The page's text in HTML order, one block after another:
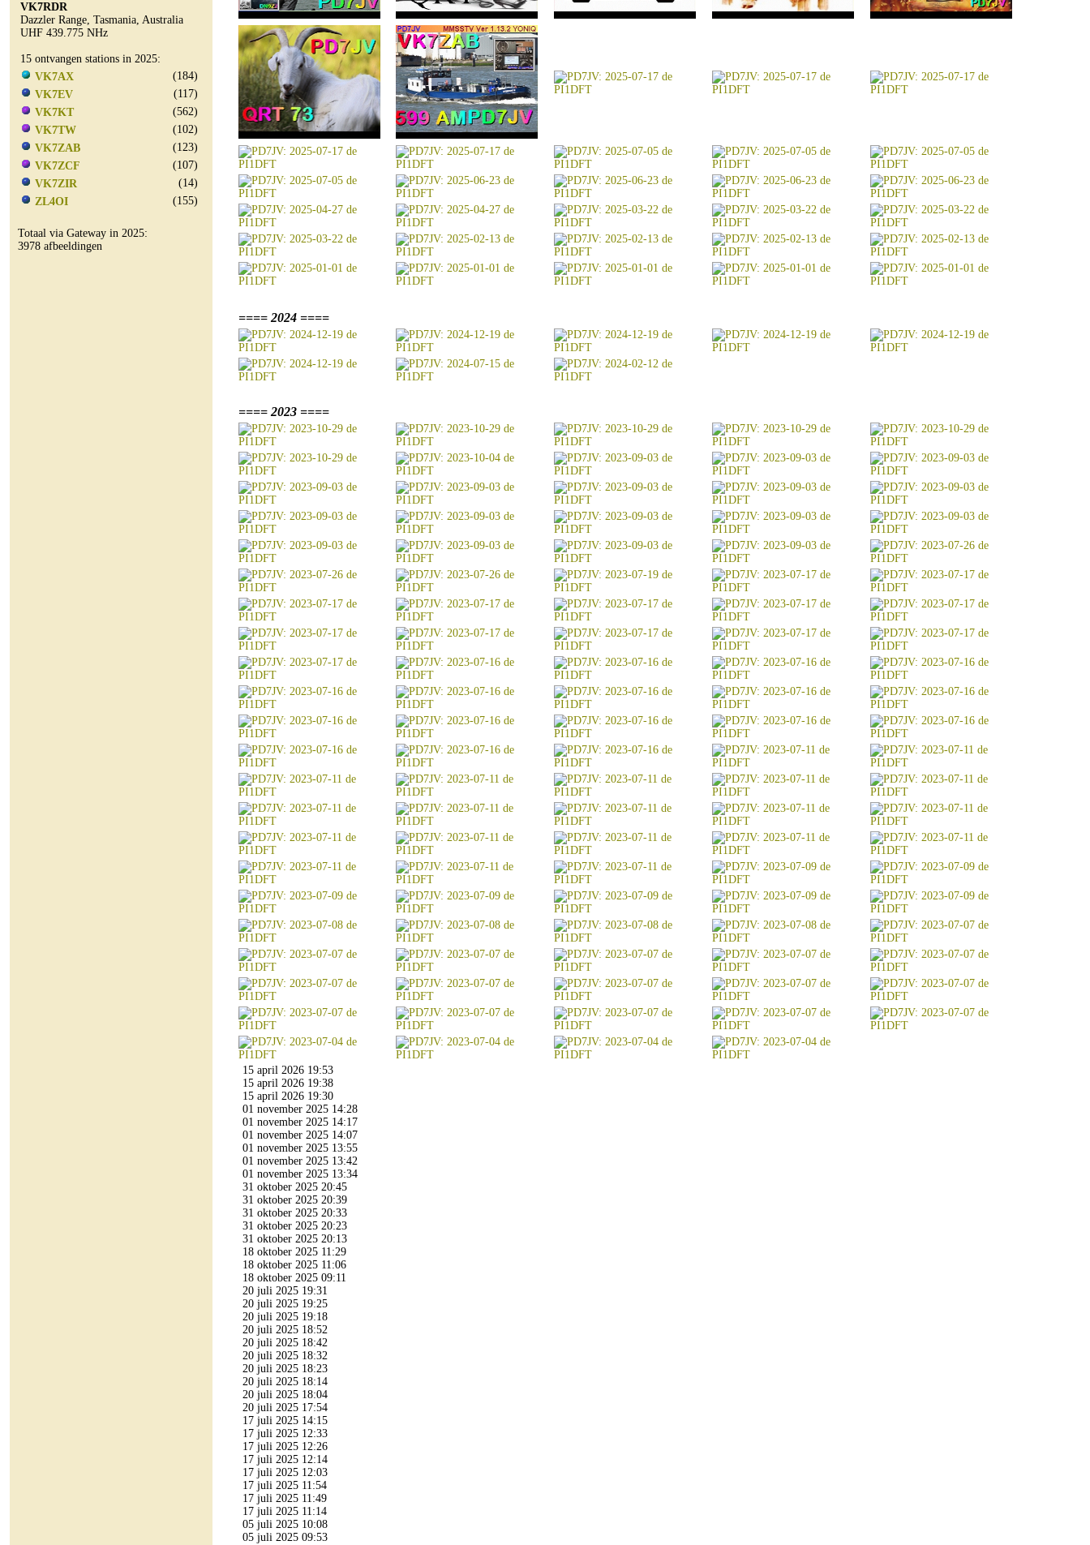
VK7RDR
Dazzler Range, Tasmania, Australia
UHF 439.775 NHz
15 ontvangen stations in 2025:
VK7AX
(184)
VK7EV
(117)
VK7KT
(562)
VK7TW
(102)
VK7ZAB
(123)
VK7ZCF
(107)
VK7ZIR
(14)
ZL4OI
(155)
Totaal via Gateway in 2025:
3978 afbeeldingen
==== 2024 ====
==== 2023 ====
15 april 2026 19:53
15 april 2026 19:38
15 april 2026 19:30
01 november 2025 14:28
01 november 2025 14:17
01 november 2025 14:07
01 november 2025 13:55
01 november 2025 13:42
01 november 2025 13:34
31 oktober 2025 20:45
31 oktober 2025 20:39
31 oktober 2025 20:33
31 oktober 2025 20:23
31 oktober 2025 20:13
18 oktober 2025 11:29
18 oktober 2025 11:06
18 oktober 2025 09:11
20 juli 2025 19:31
20 juli 2025 19:25
20 juli 2025 19:18
20 juli 2025 18:52
20 juli 2025 18:42
20 juli 2025 18:32
20 juli 2025 18:23
20 juli 2025 18:14
20 juli 2025 18:04
20 juli 2025 17:54
17 juli 2025 14:15
17 juli 2025 12:33
17 juli 2025 12:26
17 juli 2025 12:14
17 juli 2025 12:03
17 juli 2025 11:54
17 juli 2025 11:49
17 juli 2025 11:14
05 juli 2025 10:08
05 juli 2025 09:53